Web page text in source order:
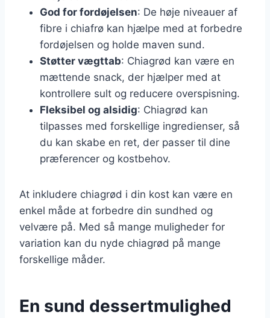
God for fordøjelsen: De høje niveauer af
fibre i chiafrø kan hjælpe med at forbedre
fordøjelsen og holde maven sund.
Støtter vægttab: Chiagrød kan være en
mættende snack, der hjælper med at
kontrollere sult og reducere overspisning.
Fleksibel og alsidig: Chiagrød kan
tilpasses med forskellige ingredienser, så
du kan skabe en ret, der passer til dine
præferencer og kostbehov.
At inkludere chiagrød i din kost kan være en
enkel måde at forbedre din sundhed og
velvære på. Med så mange muligheder for
variation kan du nyde chiagrød på mange
forskellige måder.
En sund dessertmulighed